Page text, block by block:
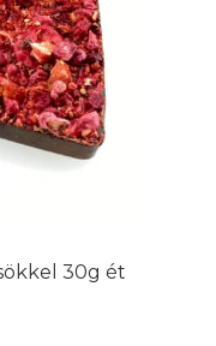
30g ét